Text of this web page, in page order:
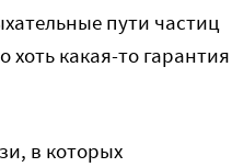
пути частиц
какая-то гарантия
в которых